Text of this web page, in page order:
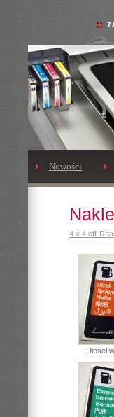
Nowości
4 x 4 off-
Diesel